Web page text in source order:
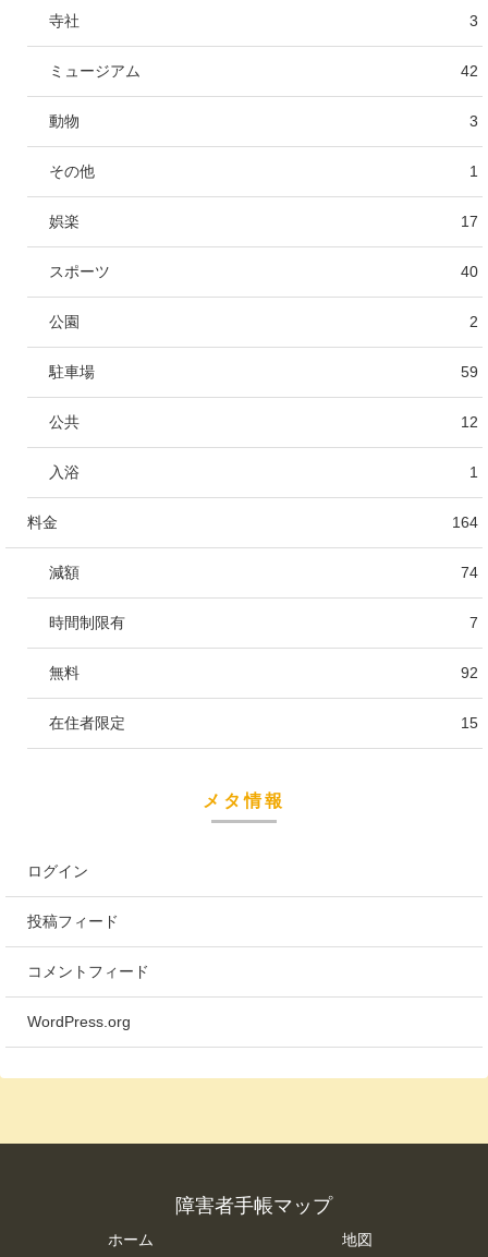
寺社 3
ミュージアム 42
動物 3
その他 1
娯楽 17
スポーツ 40
公園 2
駐車場 59
公共 12
入浴 1
料金 164
減額 74
時間制限有 7
無料 92
在住者限定 15
メタ情報
ログイン
投稿フィード
コメントフィード
WordPress.org
障害者手帳マップ
ホーム 地図